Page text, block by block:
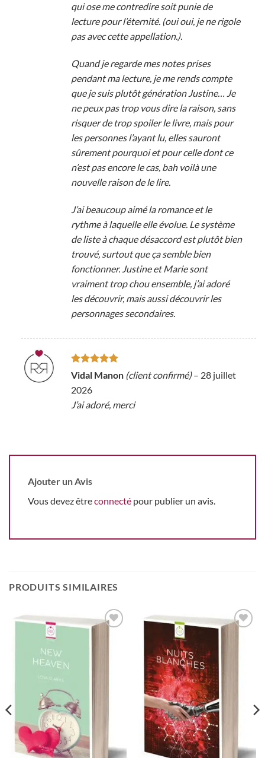
qui ose me contredire soit punie de
lecture pour l’éternité. (oui oui, je ne rigole
pas avec cette appellation.).
Quand je regarde mes notes prises
pendant ma lecture, je me rends compte
que je suis plutôt génération Justine… Je
ne peux pas trop vous dire la raison, sans
risquer de trop spoiler le livre, mais pour
les personnes l’ayant lu, elles sauront
sûrement pourquoi et pour celle dont ce
n’est pas encore le cas, bah voilà une
nouvelle raison de le lire.
J’ai beaucoup aimé la romance et le
rythme à laquelle elle évolue. Le système
de liste à chaque désaccord est plutôt bien
trouvé, surtout que ça semble bien
fonctionner. Justine et Marie sont
vraiment trop chou ensemble, j’ai adoré
les découvrir, mais aussi découvrir les
personnages secondaires.
Note 5sur
5
Vidal Manon (client confirmé) – 28 juillet
2026
J’ai adoré, merci
Ajouter un Avis
Vous devez êtreconnecté pour publier un avis.
PRODUITS SIMILAIRES